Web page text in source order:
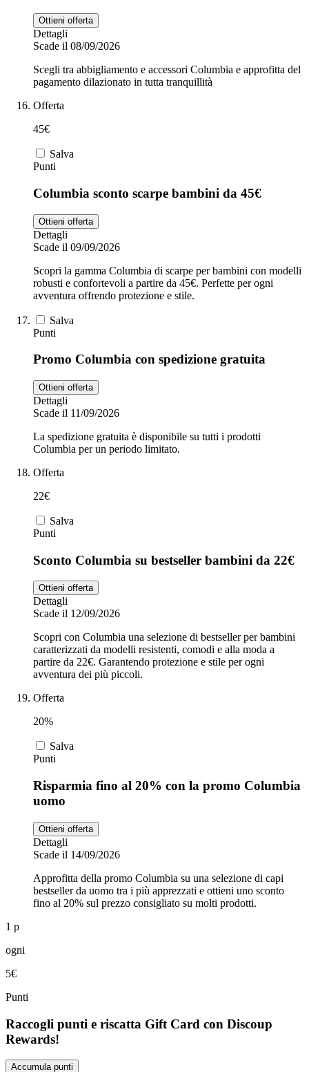
Ottieni offerta
Dettagli
Scade il 08/09/2026
Scegli tra abbigliamento e accessori Columbia e approfitta del
pagamento dilazionato in tutta tranquillità
Offerta
45€
Salva
Punti
Columbia sconto scarpe bambini da 45€
Ottieni offerta
Dettagli
Scade il 09/09/2026
Scopri la gamma Columbia di scarpe per bambini con modelli
robusti e confortevoli a partire da 45€. Perfette per ogni
avventura offrendo protezione e stile.
Salva
Punti
Promo Columbia con spedizione gratuita
Ottieni offerta
Dettagli
Scade il 11/09/2026
La spedizione gratuita è disponibile su tutti i prodotti
Columbia per un periodo limitato.
Offerta
22€
Salva
Punti
Sconto Columbia su bestseller bambini da 22€
Ottieni offerta
Dettagli
Scade il 12/09/2026
Scopri con Columbia una selezione di bestseller per bambini
caratterizzati da modelli resistenti, comodi e alla moda a
partire da 22€. Garantendo protezione e stile per ogni
avventura dei più piccoli.
Offerta
20%
Salva
Punti
Risparmia fino al 20% con la promo Columbia
uomo
Ottieni offerta
Dettagli
Scade il 14/09/2026
Approfitta della promo Columbia su una selezione di capi
bestseller da uomo tra i più apprezzati e ottieni uno sconto
fino al 20% sul prezzo consigliato su molti prodotti.
1 p
ogni
5€
Punti
Raccogli punti e riscatta Gift Card con Discoup
Rewards!
Accumula punti